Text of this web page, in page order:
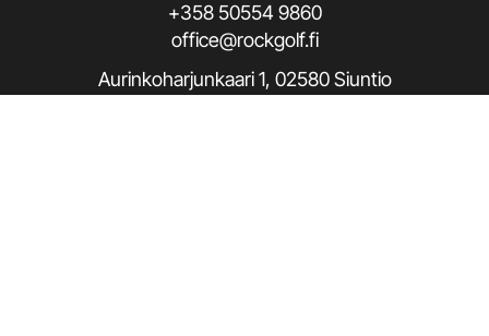
+358 50554 9860
office@rockgolf.fi
Aurinkoharjunkaari 1, 02580 Siuntio